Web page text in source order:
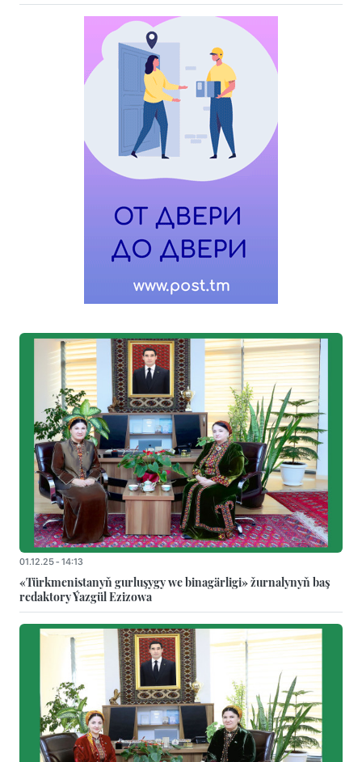
01.12.25 - 14:13
«Türkmenistanyň gurluşygy we binagärligi» žurnalynyň baş
redaktory Ýazgül Ezizowa